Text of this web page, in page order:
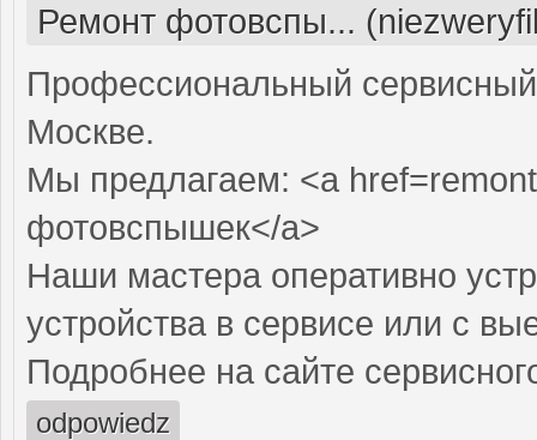
Ремонт фотовспы...
Профессиональный
Москве.
Мы предлагаем: <a
фотовспышек</a>
Наши мастера оперативно
устройства в сервисе или с
Подробнее на сайте
odpowiedz